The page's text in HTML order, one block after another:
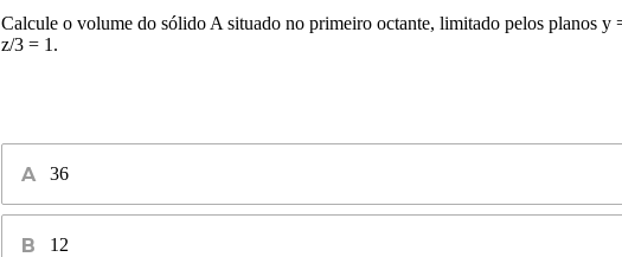
Calcule o volume do sólido A situado no primeiro octante, limitado pelos planos y
z/3 = 1.
36
12